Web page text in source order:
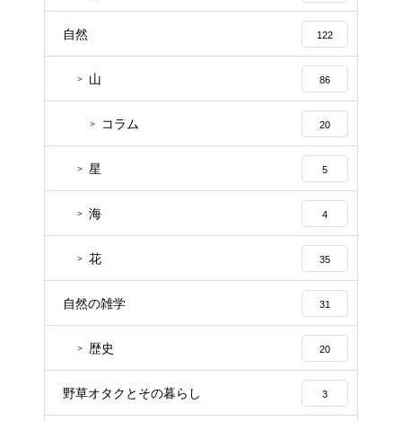
自然 122
山 86
コラム 20
星 5
海 4
花 35
自然の雑学 31
歴史 20
野草オタクとその暮らし 3